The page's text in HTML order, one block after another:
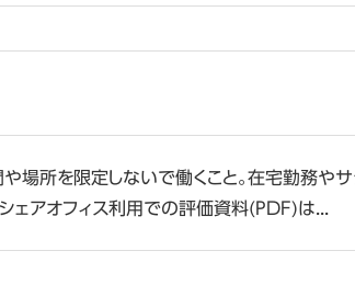
場所を限定しないで働くこと。在宅勤務や
ェアオフィス利用での評価資料(PDF)は...